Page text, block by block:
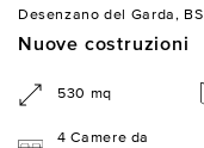
Desenzano del Garda, BS
Nuove costruzioni
530 mq
4 Camere da